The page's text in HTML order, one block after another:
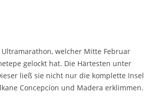
Ultramarathon, welcher Mitte Februar
gelockt hat. Die Härtesten unter
ließ sie nicht nur die komplette Insel
Concepcíon und Madera erklimmen.